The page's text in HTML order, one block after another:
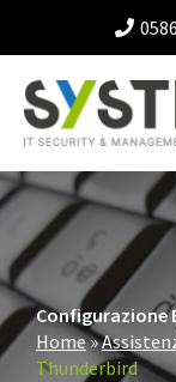
Configurazione
Home»
Thunderbird